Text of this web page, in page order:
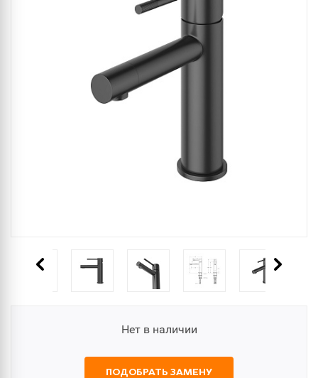
Нет в наличии
ПОДОБРАТЬ ЗАМЕНУ